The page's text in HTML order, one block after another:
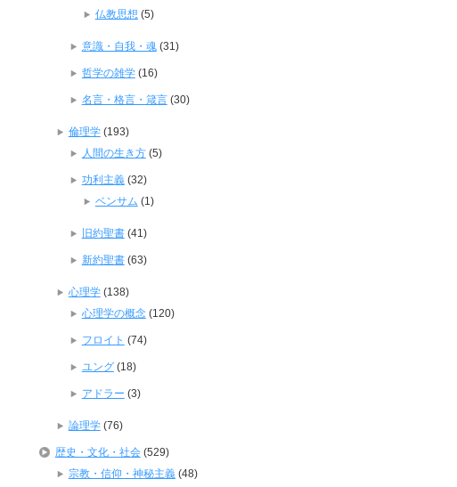
仏教思想 (5)
意識・自我・魂(31)
哲学の雑学(16)
名言・格言・箴言(30)
倫理学(193)
人間の生き方(5)
功利主義(32)
ベンサム (1)
旧約聖書(41)
新約聖書(63)
心理学(138)
心理学の概念(120)
フロイト (74)
ユング(18)
アドラー (3)
論理学(76)
歴史・文化・社会(529)
宗教・信仰・神秘主義(48)